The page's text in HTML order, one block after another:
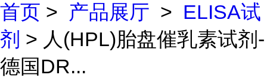
首页 > 产品展厅 > ELISA试
剂 > 人(HPL)胎盘催乳素试剂-
德国DR...